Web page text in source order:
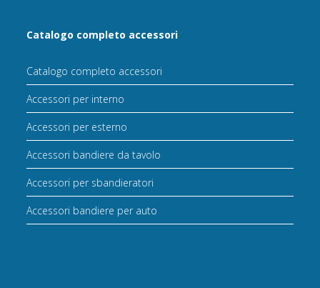
Catalogo completo accessori
Catalogo completo accessori
Accessori per interno
Accessori per esterno
Accessori bandiere da tavolo
Accessori per sbandieratori
Accessori bandiere per auto